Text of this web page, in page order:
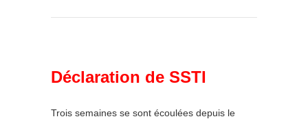
Déclaration de SSTI
Trois semaines se sont écoulées depuis le